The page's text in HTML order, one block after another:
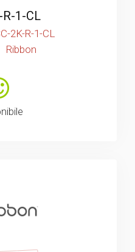
R-1-CL
2K-R-1-CL
Ribbon